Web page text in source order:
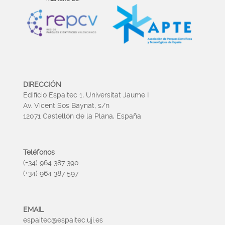
DIRECCIÓN
Edificio Espaitec 1, Universitat Jaume I
Av. Vicent Sos Baynat, s/n
12071 Castellón de la Plana, España
Teléfonos
(+34) 964 387 390
(+34) 964 387 597
EMAIL
espaitec@espaitec.uji.es